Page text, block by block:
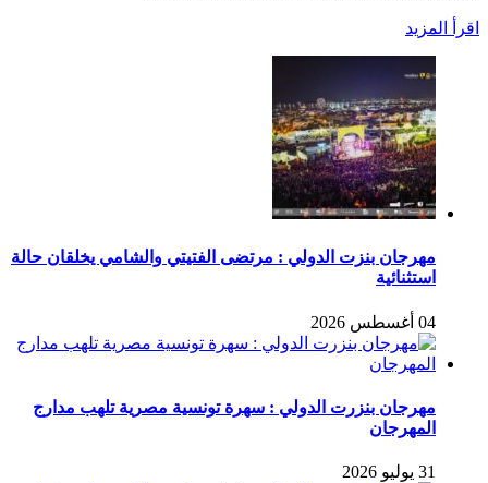
اقرأ المزيد
مهرجان بنزت الدولي : مرتضى الفتيتي والشامي يخلقان حالة
استثنائية
04 أغسطس 2026
مهرجان بنزرت الدولي : سهرة تونسية مصرية تلهب مدارج
المهرجان
31 يوليو 2026